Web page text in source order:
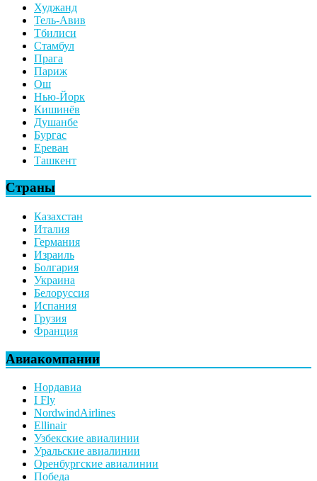
Худжанд
Тель-Авив
Тбилиси
Стамбул
Прага
Париж
Ош
Нью-Йорк
Кишинёв
Душанбе
Бургас
Ереван
Ташкент
Страны
Казахстан
Италия
Германия
Израиль
Болгария
Украина
Белоруссия
Испания
Грузия
Франция
Авиакомпании
Нордавиа
I Fly
NordwindAirlines
Ellinair
Узбекские авиалинии
Уральские авиалинии
Оренбургские авиалинии
Победа